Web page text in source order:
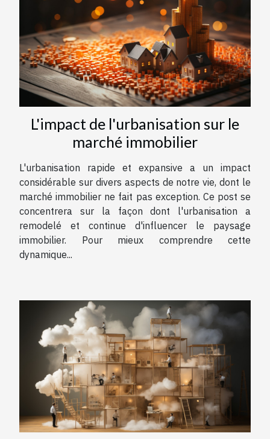
L'impact de l'urbanisation sur le
marché immobilier
L'urbanisation rapide et expansive a un impact
considérable sur divers aspects de notre vie, dont le
marché immobilier ne fait pas exception. Ce post se
concentrera sur la façon dont l'urbanisation a
remodelé et continue d'influencer le paysage
immobilier. Pour mieux comprendre cette
dynamique...